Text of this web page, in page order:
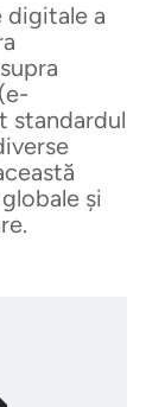
digitale a
standardul
și